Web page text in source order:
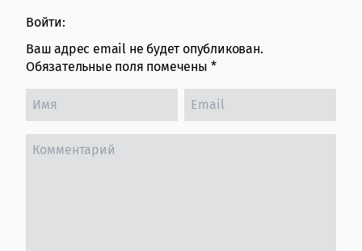
Войти:
Ваш адрес email не будет опубликован.
Обязательные поля помечены *